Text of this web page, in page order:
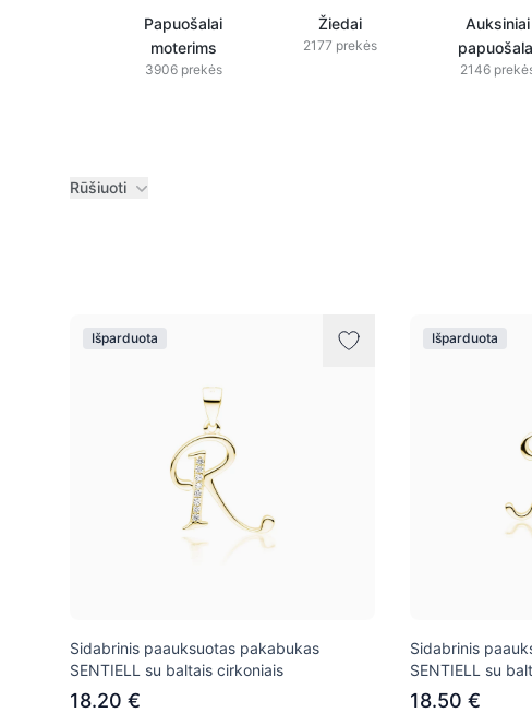
Papuošalai
moterims
3906 prekės
Žiedai
2177 prekės
Auksiniai
2146
Rūšiuoti
Išparduota
Sidabrinis paauksuotas pakabukas
SENTIELL su baltais cirkoniais
18.20 €
Išparduota
Sidabrinis
SENTIELL su
18.50 €